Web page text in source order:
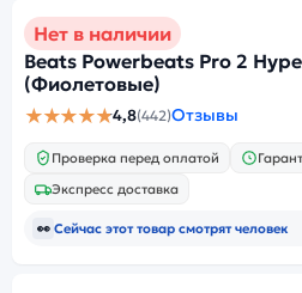
Нет в наличии
Beats Powerbeats Pro 2
(Фиолетовые)
★★★★★4,8(442)Отзывы
Проверка перед оплатой
Экспресс доставка
👀 Сейчас этот товар смотрятчеловек